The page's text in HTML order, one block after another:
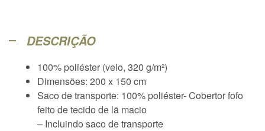
DESCRIÇÃO
100% poliéster (velo, 320 g/m²)
Dimensões: 200 x 150 cm
Saco de transporte: 100% poliéster- Cobertor fofo
feito de tecido de lã macio
– Incluindo saco de transporte